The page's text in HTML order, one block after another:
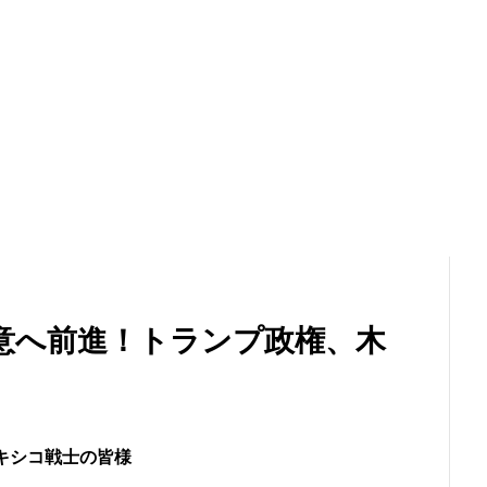
へ前進！トランプ政権、木
シコ戦士の皆様